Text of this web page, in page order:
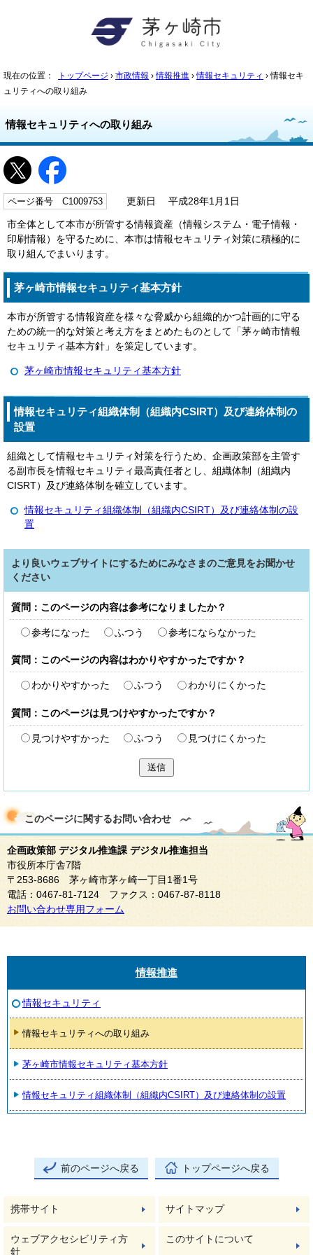
現在の位置： トップページ › 市政情報 ›情報推進 ›情報セキュリティ › 情報セキ
ュリティへの取り組み
情報セキュリティへの取り組み
ページ番号 C1009753 更新日 平成28年1月1日
市全体として本市が所管する情報資産（情報システム・電子情報・
印刷情報）を守るために、本市は情報セキュリティ対策に積極的に
取り組んでまいります。
茅ヶ崎市情報セキュリティ基本方針
本市が所管する情報資産を様々な脅威から組織的かつ計画的に守る
ための統一的な対策と考え方をまとめたものとして「茅ヶ崎市情報
セキュリティ基本方針」を策定しています。
茅ヶ崎市情報セキュリティ基本方針
情報セキュリティ組織体制（組織内CSIRT）及び連絡体制の
設置
組織として情報セキュリティ対策を行うため、企画政策部を主管す
る副市長を情報セキュリティ最高責任者とし、組織体制（組織内
CISRT）及び連絡体制を確立しています。
情報セキュリティ組織体制（組織内CSIRT）及び連絡体制の設
置
より良いウェブサイトにするためにみなさまのご意見をお聞かせ
ください
質問：このページの内容は参考になりましたか？
参考になった ふつう 参考にならなかった
質問：このページの内容はわかりやすかったですか？
わかりやすかった ふつう わかりにくかった
質問：このページは見つけやすかったですか？
見つけやすかった ふつう 見つけにくかった
送信
このページに関するお問い合わせ
企画政策部 デジタル推進課 デジタル推進担当
市役所本庁舎7階
〒253-8686 茅ヶ崎市茅ヶ崎一丁目1番1号
電話：0467-81-7124 ファクス：0467-87-8118
お問い合わせ専用フォーム
情報推進
情報セキュリティ
情報セキュリティへの取り組み
茅ヶ崎市情報セキュリティ基本方針
情報セキュリティ組織体制（組織内CSIRT）及び連絡体制の設置
前のページへ戻る トップページへ戻る
携帯サイト サイトマップ
ウェブアクセシビリティ方
針
このサイトについて